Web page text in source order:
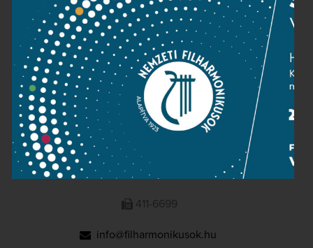
Imprint
NATIONAL PHILHARMONIC
1095 Budapest, Komor Marcell u. 1. (Müpa)
411-6600
411-6699
info@filharmonikusok.hu